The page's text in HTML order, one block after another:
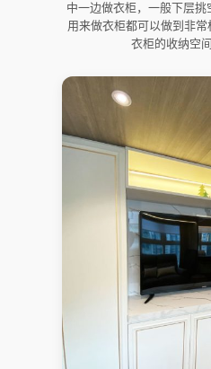
中一边做衣柜，一般下层挑
用来做衣柜都可以做到非
衣柜的收纳空